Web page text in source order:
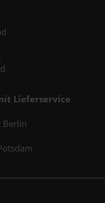
Lieferservice
Berlin